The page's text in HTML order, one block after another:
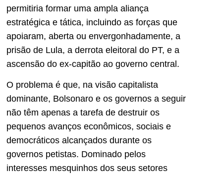
permitiria formar uma ampla aliança
estratégica e tática, incluindo as forças que
apoiaram, aberta ou envergonhadamente, a
prisão de Lula, a derrota eleitoral do PT, e a
ascensão do ex-capitão ao governo central.
O problema é que, na visão capitalista
dominante, Bolsonaro e os governos a seguir
não têm apenas a tarefa de destruir os
pequenos avanços econômicos, sociais e
democráticos alcançados durante os
governos petistas. Dominado pelos
interesses mesquinhos dos seus setores